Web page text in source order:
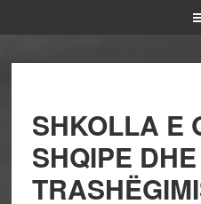
SHKOLLA E
SHQIPE